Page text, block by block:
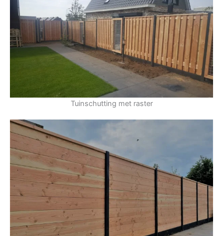
Tuinschutting met raster